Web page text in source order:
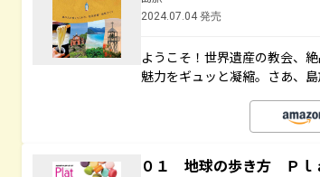
2024.07.04 発売
ようこそ！世界遺産の教会、
魅力をギュッと凝縮。さあ、島
０１ 地球の歩き方 Ｐ